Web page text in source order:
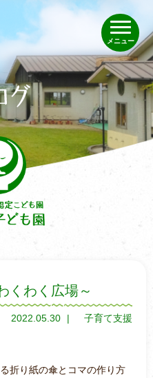
メニュー
くわく広場～
2022.05.30 子育て支援
折り紙の傘とコマの作り方